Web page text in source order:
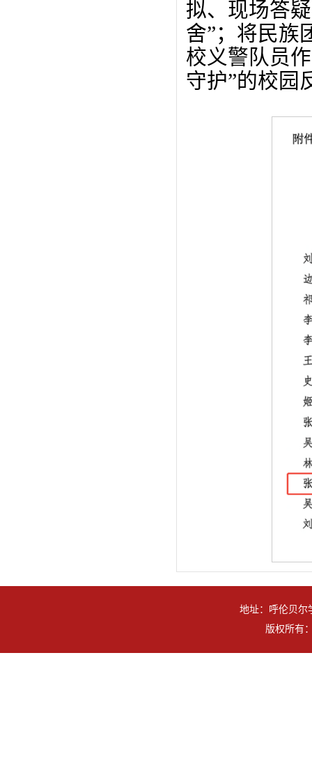
拟、现场答
舍”；将民族
校义警队员
守护”的校园
地址：呼伦贝尔
版权所有